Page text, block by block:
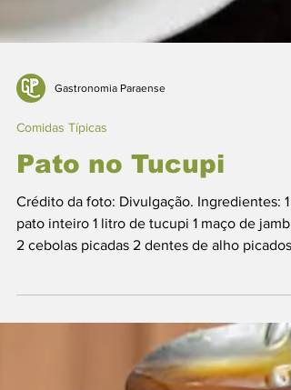
Pato no Tucupi
Crédito da foto: Divulgação. Ingredientes: 1